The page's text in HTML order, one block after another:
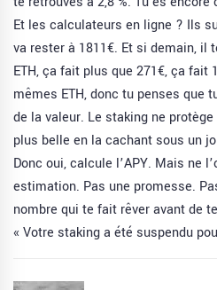
Et les calculateurs en ligne ? Ils
va rester à 1811€. Et si demain, il
ETH, ça fait plus que 271€, ça
mêmes ETH, donc tu penses que
de la valeur. Le staking ne
plus belle en la cachant sous un
Donc oui, calcule l’APY. Mais ne
estimation. Pas une promesse.
nombre qui te fait rêver avant de
« Votre staking a été suspendu